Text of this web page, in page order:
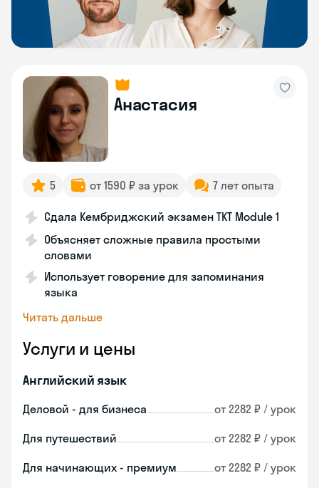
Анастасия
5 от 1590 ₽ за урок 7 лет опыта
Сдала Кембриджский экзамен TKT Module 1
Объясняет сложные правила простыми
словами
Использует говорение для запоминания
языка
Читать дальше
Услуги и цены
Английский язык
Деловой - для бизнеса от 2282 ₽ / урок
Для путешествий от 2282 ₽ / урок
Для начинающих - премиум от 2282 ₽ / урок